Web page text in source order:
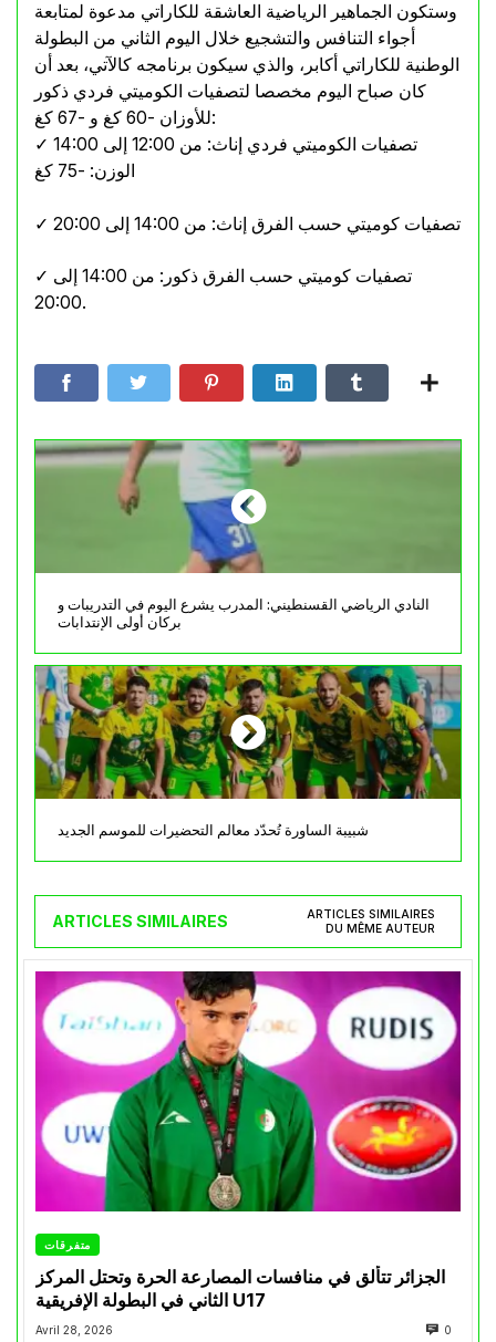
وستكون الجماهير الرياضية العاشقة للكاراتي مدعوة لمتابعة
أجواء التنافس والتشجيع خلال اليوم الثاني من البطولة
الوطنية للكاراتي أكابر، والذي سيكون برنامجه كالآتي، بعد أن
كان صباح اليوم مخصصا لتصفيات الكوميتي فردي ذكور
للأوزان -60 كغ و -67 كغ:
✓ تصفيات الكوميتي فردي إناث: من 12:00 إلى 14:00
الوزن: -75 كغ
✓ تصفيات كوميتي حسب الفرق إناث: من 14:00 إلى 20:00
✓ تصفيات كوميتي حسب الفرق ذكور: من 14:00 إلى
20:00.
النادي الرياضي القسنطيني: المدرب يشرع اليوم في التدريبات و
بركان أولى الإنتدابات
شبيبة الساورة تُحدّد معالم التحضيرات للموسم الجديد
ARTICLES SIMILAIRES
ARTICLES SIMILAIRES
DU MÊME AUTEUR
متفرقات
الجزائر تتألق في منافسات المصارعة الحرة وتحتل المركز
الثاني في البطولة الإفريقية U17
Avril 28, 2026 0